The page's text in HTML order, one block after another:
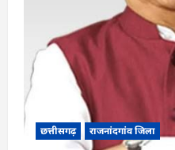
छत्तीसगढ़ राजनांदगांव जिला